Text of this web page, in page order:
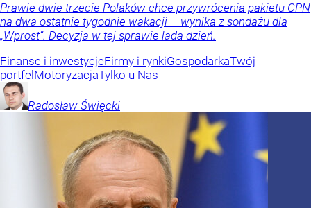
Prawie dwie trzecie Polaków chce przywrócenia pakietu CPN
na dwa ostatnie tygodnie wakacji – wynika z sondażu dla
„Wprost”. Decyzja w tej sprawie lada dzień.
Finanse i inwestycjeFirmy i rynkiGospodarkaTwój
portfel MotoryzacjaTylko u Nas
Radosław Święcki